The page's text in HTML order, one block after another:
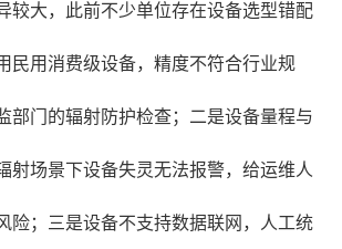
较大，此前不少单位存在设备选型错配
民用消费级设备，精度不符合行业规
部门的辐射防护检查；二是设备量程与
射场景下设备失灵无法报警，给运维人
险；三是设备不支持数据联网，人工统